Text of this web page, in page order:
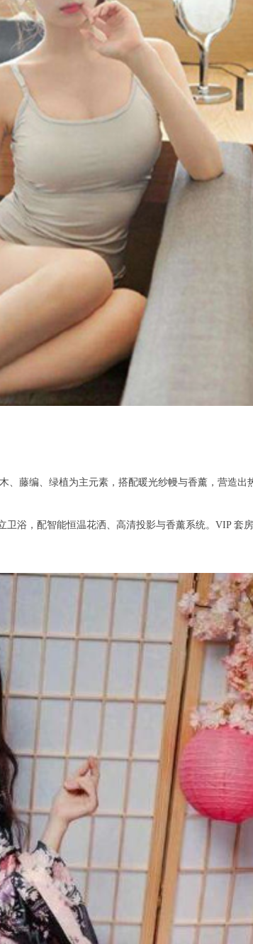
藤编、绿植为主元素，搭配暖光纱幔与香薰，营造出
，配智能恒温花洒、高清投影与香薰系统。VIP 套